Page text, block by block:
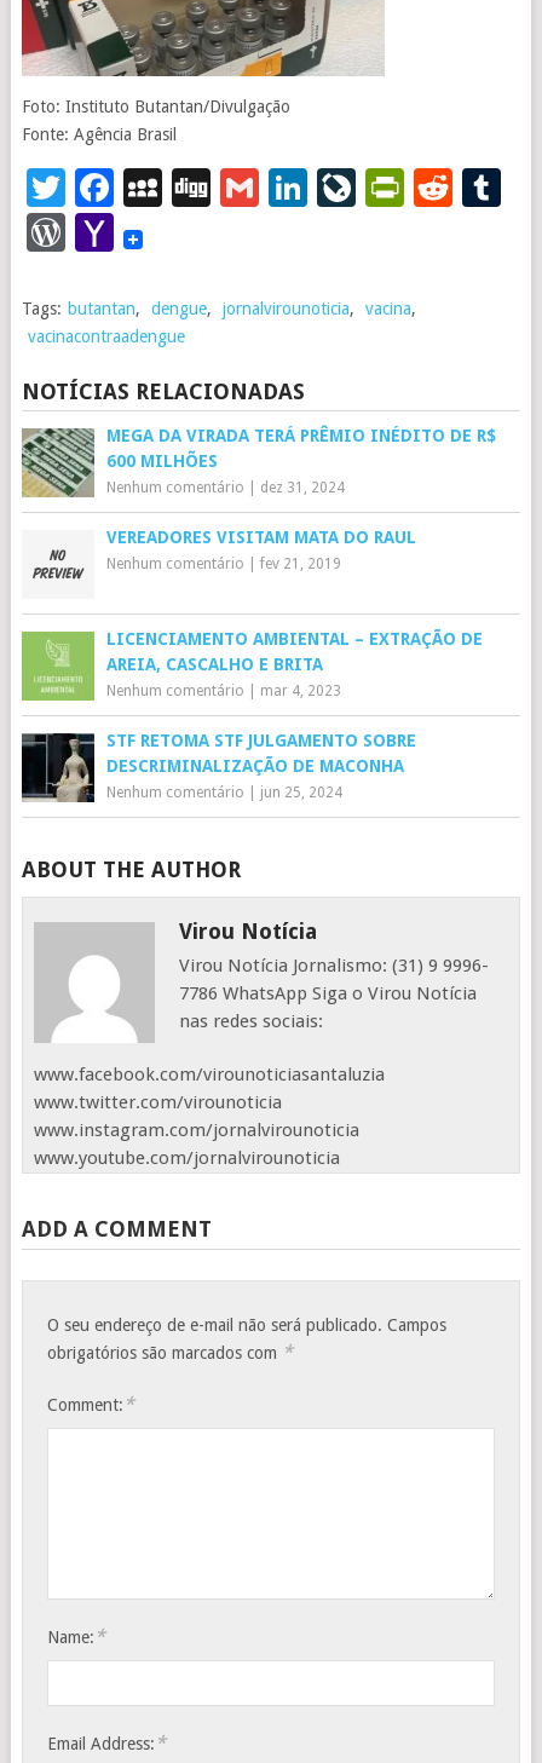
Foto: Instituto Butantan/Divulgação
Fonte: Agência Brasil
Twitter
Facebook
MySpace
DiggGmailLinkedIn
WordPress
Yahoo
Tags: butantan, dengue, jornalvirounoticia, vacina,
vacinacontraadengue
NOTÍCIAS RELACIONADAS
MEGA DA VIRADA TERÁ PRÊMIO INÉDITO DE R$
600 MILHÕES
Nenhum comentário dez 31, 2024
VEREADORES VISITAM MATA DO RAUL
Nenhum comentário fev 21, 2019
LICENCIAMENTO AMBIENTAL – EXTRAÇÃO DE
AREIA, CASCALHO E BRITA
Nenhum comentário mar 4, 2023
STF RETOMA STF JULGAMENTO SOBRE
DESCRIMINALIZAÇÃO DE MACONHA
Nenhum comentário jun 25, 2024
ABOUT THE AUTHOR
Virou Notícia
Virou Notícia Jornalismo: (31) 9 9996-
7786 WhatsApp Siga o Virou Notícia
nas redes sociais:
www.facebook.com/virounoticiasantaluzia
www.twitter.com/virounoticia
www.instagram.com/jornalvirounoticia
www.youtube.com/jornalvirounoticia
ADD A COMMENT
O seu endereço de e-mail não será publicado. Campos
obrigatórios são marcados com *
Comment: *
Name: *
Email Address: *